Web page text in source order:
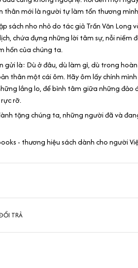
thân mới là người tự làm tổn thương
sách nho nhỏ do tác giả Trần Văn Long
chứa đựng những lời tâm sự, nỗi niềm
hồn của chúng ta.
gửi là: Dù ở đâu, dù làm gì, dù trong
thân một cái ôm. Hãy ôm lấy chính
lắng lo, để bình tâm giữa những đảo
rỡ.
tặng chúng ta, những người đã và
- thương hiệu sách dành cho người
TRẢ